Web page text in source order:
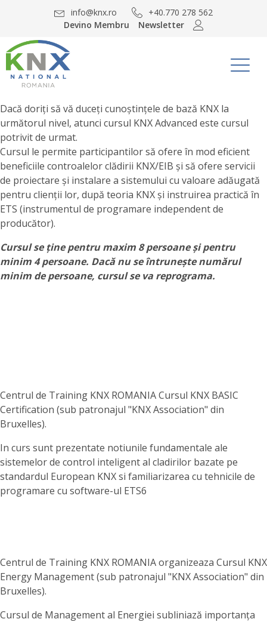
info@knx.ro
+40.770 278 562
Devino Membru
Newsletter
Dacă doriți să vă duceți cunoștințele de bază KNX la
următorul nivel, atunci cursul KNX Advanced este cursul
potrivit de urmat.
Cursul le permite participantilor să ofere în mod eficient
beneficiile controalelor clădirii KNX/EIB și să ofere servicii
de proiectare și instalare a sistemului cu valoare adăugată
pentru clienții lor, după teoria KNX și instruirea practică în
ETS (instrumentul de programare independent de
producător).
Cursul se ține pentru maxim 8 persoane și pentru
minim 4 persoane. Dacă nu se întrunește numărul
minim de persoane, cursul se va reprograma.
Centrul de Training KNX ROMANIA Cursul KNX BASIC
Certification (sub patronajul "KNX Association" din
Bruxelles).
In curs sunt prezentate notiunile fundamentale ale
sistemelor de control inteligent al cladirilor bazate pe
standardul European KNX si familiarizarea cu tehnicile de
programare cu software-ul ETS6
Centrul de Training KNX ROMANIA organizeaza Cursul KNX
Energy Management (sub patronajul "KNX Association" din
Bruxelles).
Cursul de Management al Energiei subliniază importanța